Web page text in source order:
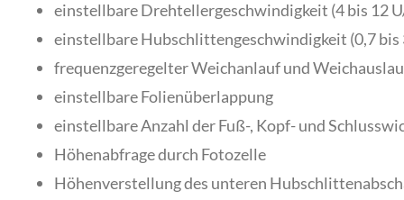
einstellbare Drehtellergeschwindigkeit (4 bis 12
einstellbare Hubschlittengeschwindigkeit (0,7
frequenzgeregelter Weichanlauf und
einstellbare Folienüberlappung
einstellbare Anzahl der Fuß-, Kopf- und
Höhenabfrage durch Fotozelle
Höhenverstellung des unteren